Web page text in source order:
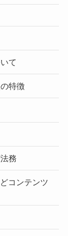
て
特徴
務
コンテンツ